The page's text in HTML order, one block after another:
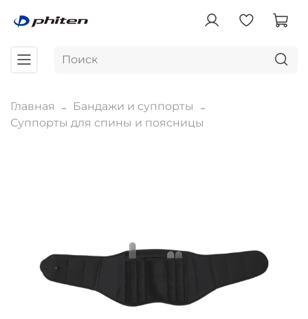
Главная
Бандажи и суппорты
Суппорты для спины и поясницы